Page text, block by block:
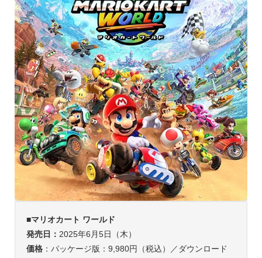
■マリオカート ワールド
発売日： 2025年6月5日（木）
価格：パッケージ版：9,980円（税込）／ダウンロード